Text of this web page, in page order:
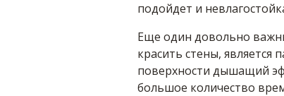
подойдет и
Еще один довольно
красить стены, является
поверхности дышащий
большое количество